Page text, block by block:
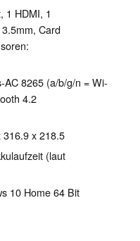
1 HDMI, 1
Card
8265 (a/b/g/n = Wi-
4.2
x 218.5
(laut
10 Home 64 Bit